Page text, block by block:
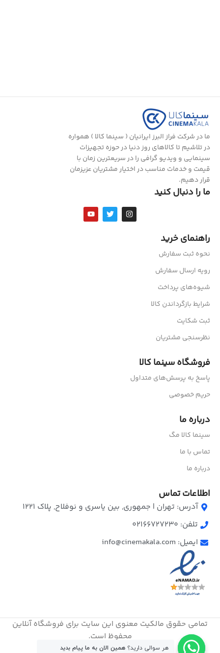
ما در شرکت فراز البرز ایرانیان ( سینما کالا ) همواره
در تلاشیم تا کالاهای روز دنیا در حوزه تجهیزات
سینمایی و ویدیو گرافی را در سریعترین زمان با
قیمت و خدمات مناسب در اختیار مشتریان عزیزمان
قرار دهیم.
ما را دنبال کنید
راهنمای خرید
نحوه ثبت سفارش
رویه ارسال سفارش
شیوه‌های پرداخت
شرایط بازگرداندن کالا
ثبت شکایت
نظرسنجی مشتریان
فروشگاه سینما کالا
پاسخ به پرسش‌های متداول
حریم خصوصی
درباره ما
سینما کالا مگ
تماس با ما
درباره ما
اطلاعات تماس
آدرس: تهران | جمهوری, بین یاسری و نوفلاح, پلاک ۱۲۲۱
تلفن: 02166727230
ایمیل: info@cinemakala.com
تمامی حقوق مالکیت معنوی این ‌سایت برای فروشگاه آنلاین
محفوظ است.
هر سوالی دارید؟ همین الان به ما پیام بدید